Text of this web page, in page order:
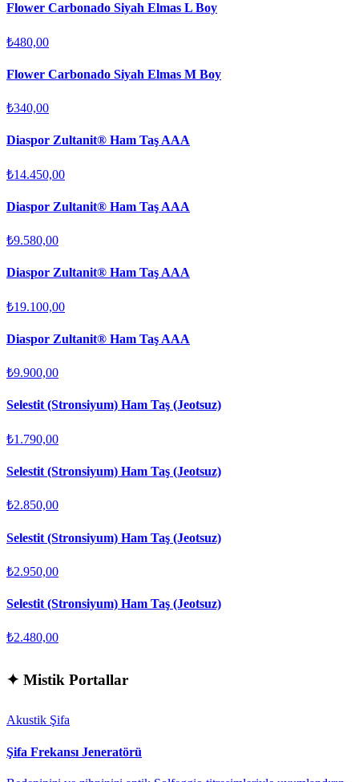
Flower Carbonado Siyah Elmas L Boy
₺480,00
Flower Carbonado Siyah Elmas M Boy
₺340,00
Diaspor Zultanit® Ham Taş AAA
₺14.450,00
Diaspor Zultanit® Ham Taş AAA
₺9.580,00
Diaspor Zultanit® Ham Taş AAA
₺19.100,00
Diaspor Zultanit® Ham Taş AAA
₺9.900,00
Selestit (Stronsiyum) Ham Taş (Jeotsuz)
₺1.790,00
Selestit (Stronsiyum) Ham Taş (Jeotsuz)
₺2.850,00
Selestit (Stronsiyum) Ham Taş (Jeotsuz)
₺2.950,00
Selestit (Stronsiyum) Ham Taş (Jeotsuz)
₺2.480,00
✦ Mistik Portallar
Akustik Şifa
Şifa Frekansı Jeneratörü